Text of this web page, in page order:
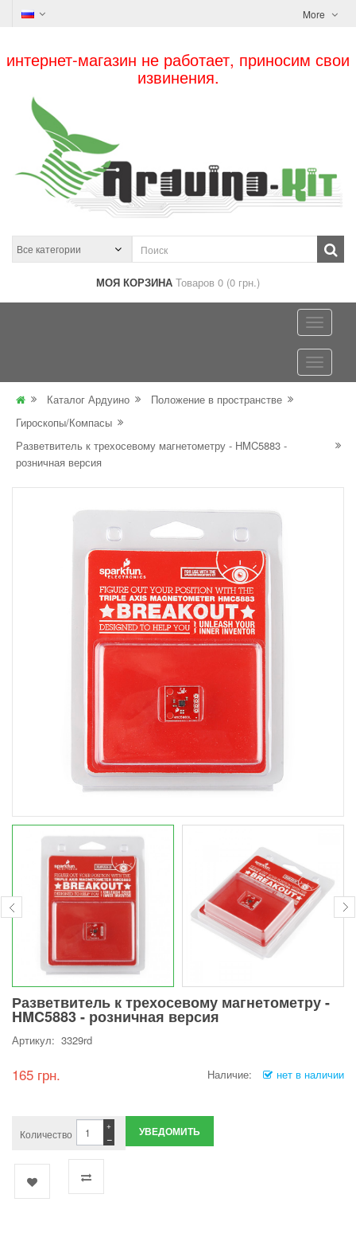
More
интернет-магазин не работает, приносим свои
извинения.
МОЯ КОРЗИНА Товаров 0 (0 грн.)
Каталог Ардуино
Положение в пространстве
Гироскопы/Компасы
Разветвитель к трехосевому магнетометру - HMC5883 -
розничная версия
Разветвитель к трехосевому магнетометру -
HMC5883 - розничная версия
Артикул: 3329rd
165 грн. Наличие: нет в наличии
Количество −
+ УВЕДОМИТЬ